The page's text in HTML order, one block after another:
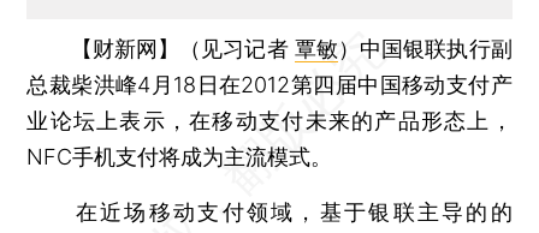
【财新网】（见习记者 覃敏） 中国银联执行副
总裁柴洪峰4月18日在2012第四届中国移动支付产
业论坛上表示，在移动支付未来的产品形态上，
NFC手机支付将成为主流模式。
在近场移动支付领域，基于银联主导的的